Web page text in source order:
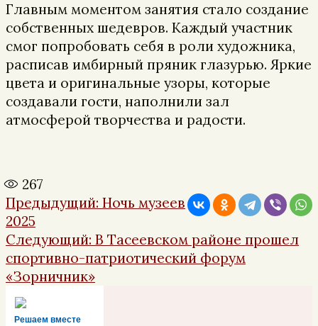
Главным моментом занятия стало создание
собственных шедевров. Каждый участник
смог попробовать себя в роли художника,
расписав имбирный пряник глазурью. Яркие
цвета и оригинальные узоры, которые
создавали гости, наполнили зал
атмосферой творчества и радости.
267
Навигация
по
записям
Предыдущий: Предыдущая
Ночь музеев
2025
Следующий: Следующая
запись:
В Тасеевском районе прошел
спортивно-патриотический форум
«Зорничник»
Решаем вместе